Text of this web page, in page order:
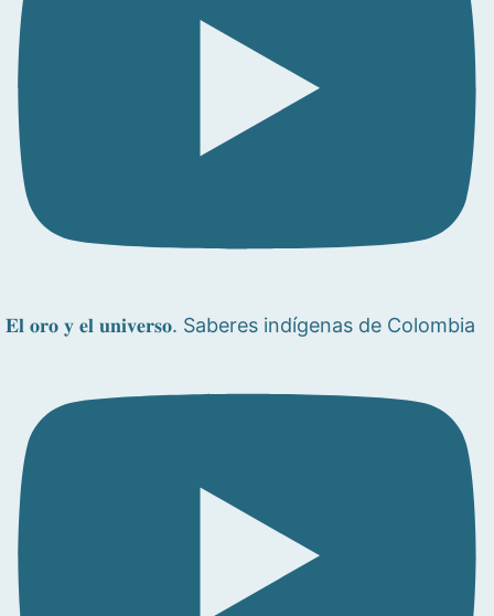
𝐄𝐥 𝐨𝐫𝐨 𝐲 𝐞𝐥 𝐮𝐧𝐢𝐯𝐞𝐫𝐬𝐨. Saberes indígenas de Colombia